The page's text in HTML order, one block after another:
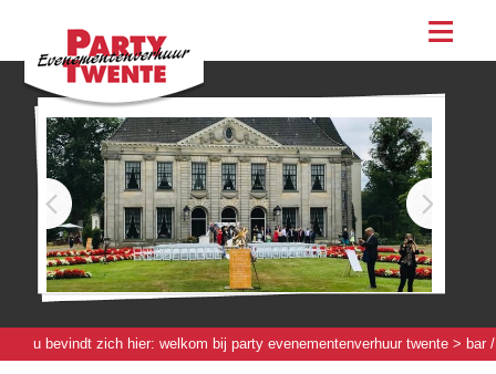
assortiment
evenementen
feesten
bestellen
contact
u bevindt zich hier: welkom bij party evenementenverhuur twente > bar /